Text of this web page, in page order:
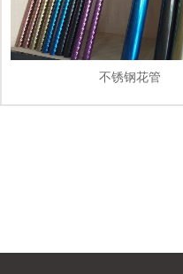
不锈钢花管